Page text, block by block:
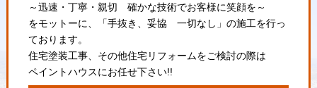
～迅速・丁寧・親切 確かな技術でお客様に笑顔を～
をモットーに、「手抜き、妥協 一切なし」の施工を行っ
ております。
住宅塗装工事、その他住宅リフォームをご検討の際は
ペイントハウスにお任せ下さい!!